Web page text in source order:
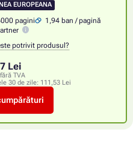
EUROPEANA
pagini
1,94 ban / pagină
potrivit produsul?
Lei
TVA
30 de zile: 111,53 Lei